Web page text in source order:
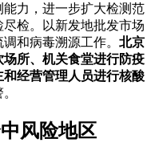
力，进一步扩大检测范
检。以新发地批发市场
和病毒溯源工作。 北京
所、机关食堂进行防疫
经营管理人员进行核酸
风险地区